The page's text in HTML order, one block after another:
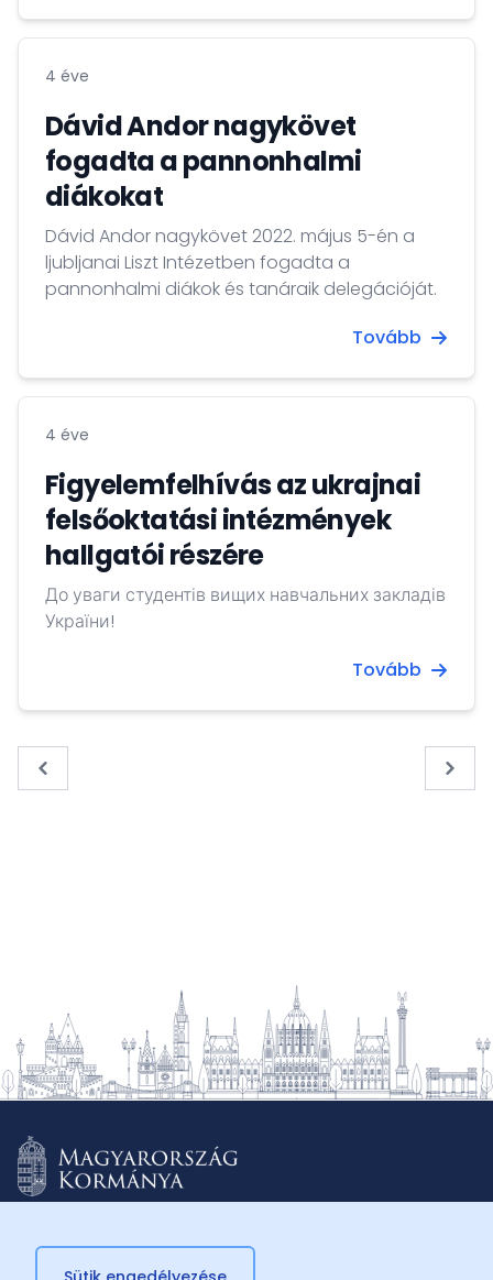
4 éve
Dávid Andor nagykövet
fogadta a pannonhalmi
diákokat
Dávid Andor nagykövet 2022. május 5-én a
ljubljanai Liszt Intézetben fogadta a
pannonhalmi diákok és tanáraik delegációját.
Tovább
4 éve
Figyelemfelhívás az ukrajnai
felsőoktatási intézmények
hallgatói részére
До уваги студентів вищих навчальних закладів
України!
Tovább
« Previous Next